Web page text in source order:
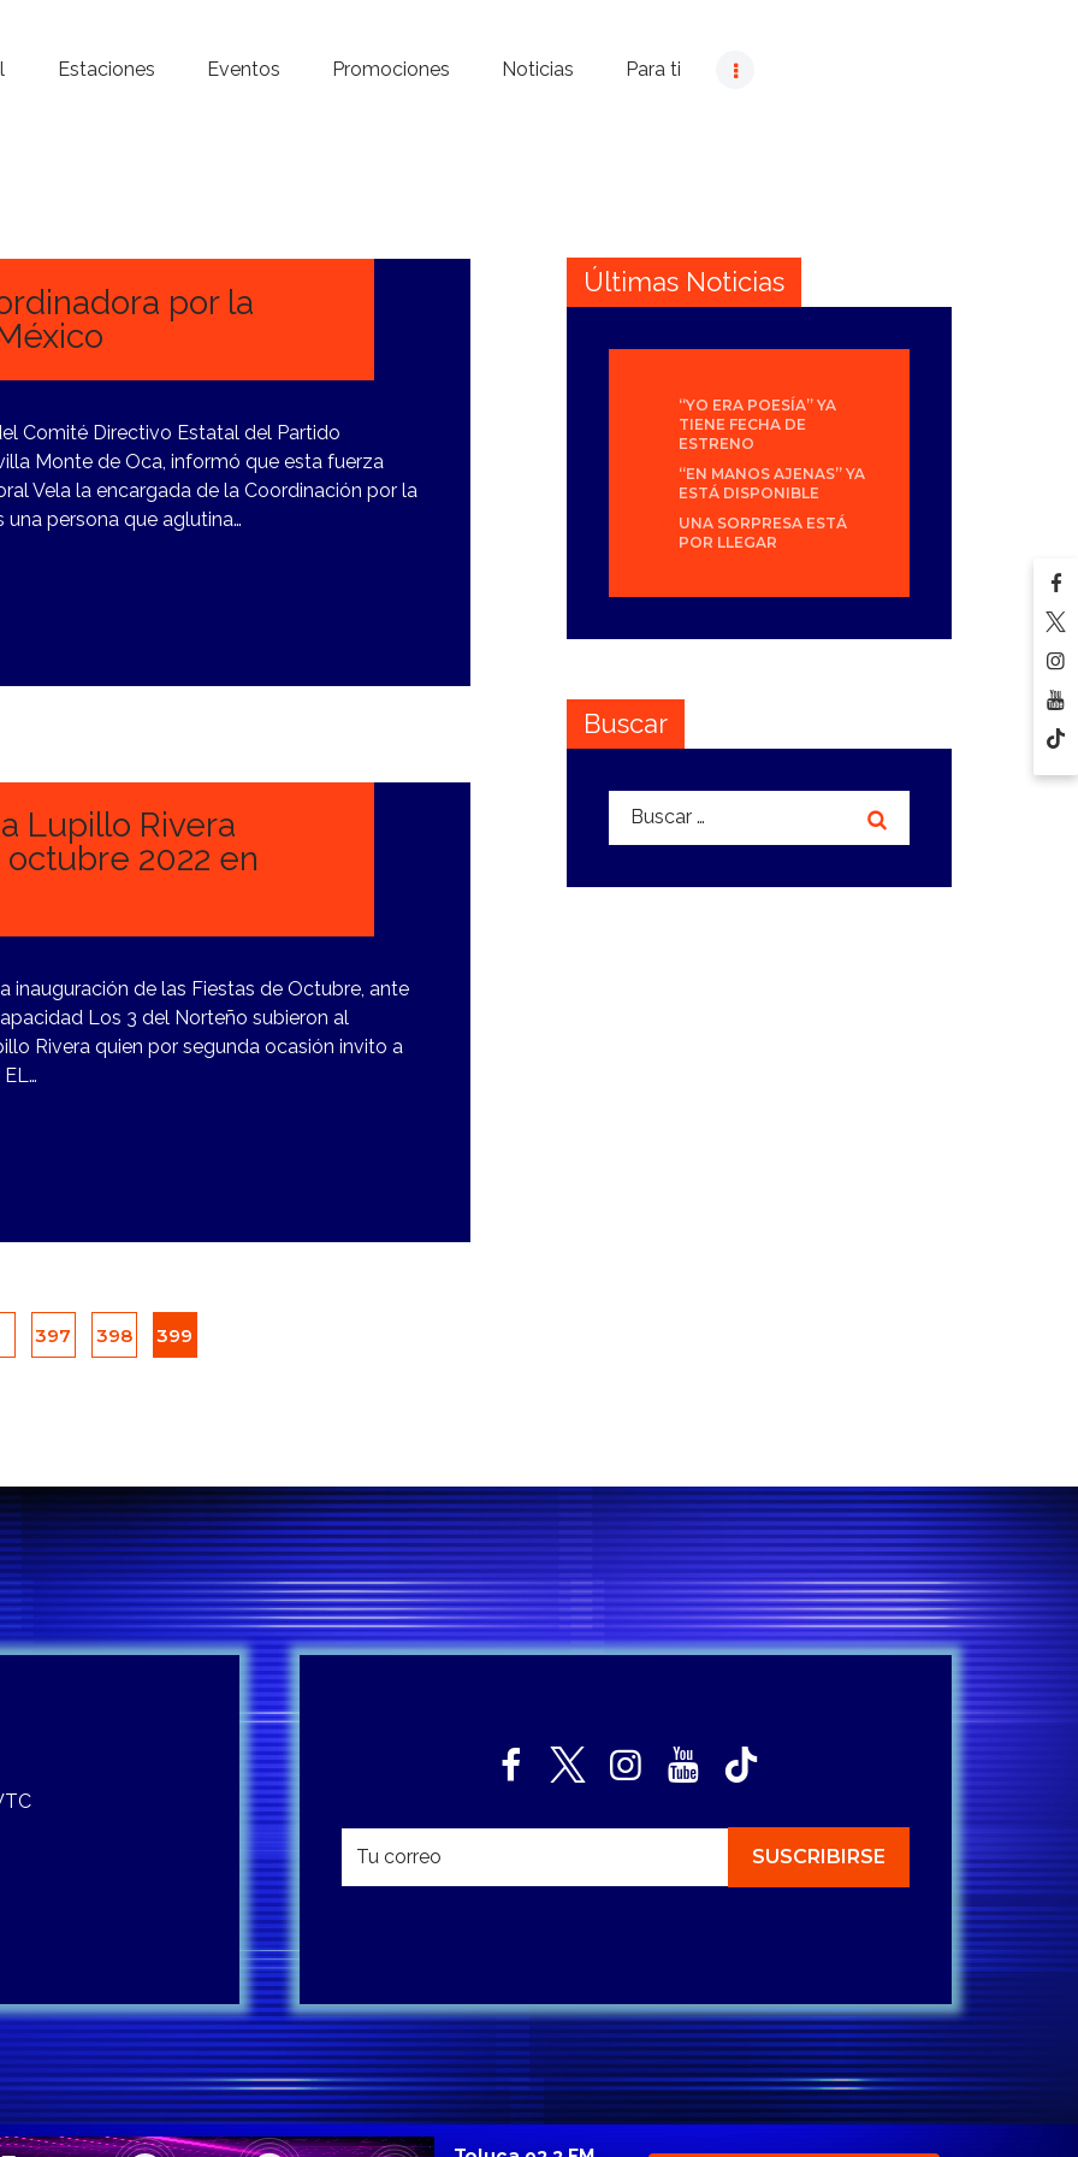
Estaciones Eventos Promociones Noticias Para ti
ti
por la
Comité Directivo Estatal del Partido
Monte de Oca, informó que esta fuerza
Vela la encargada de la Coordinación por la
persona que aglutina…
Lupillo Rivera
2022 en
inauguración de las Fiestas de Octubre, ante
Los 3 del Norteño subieron al
Rivera quien por segunda ocasión invito a
<
PAGE
397 PAGE
398 PAGE
399
Últimas Noticias
“YO ERA POESÍA” YA
TIENE FECHA DE
ESTRENO
“EN MANOS AJENAS” YA
ESTÁ DISPONIBLE
UNA SORPRESA ESTÁ
POR LLEGAR
Buscar
Buscar: